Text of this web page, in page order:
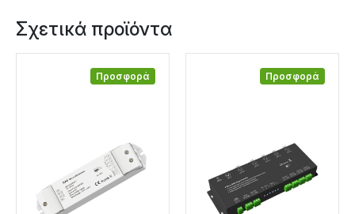
Σχετικά προϊόντα
Προσφορά Προσφορά